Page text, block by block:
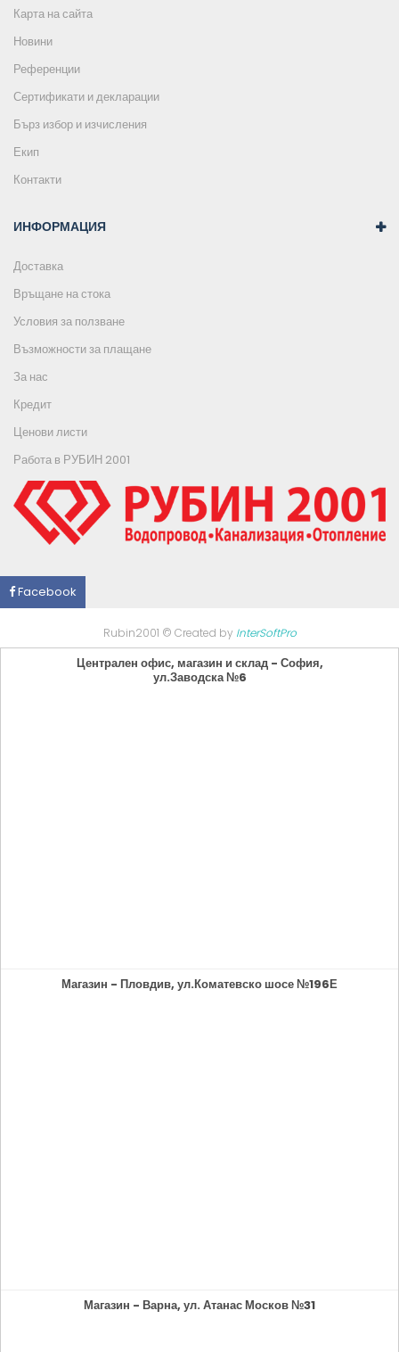
Карта на сайта
Новини
Референции
Сертификати и декларации
Бърз избор и изчисления
Екип
Контакти
ИНФОРМАЦИЯ
Доставка
Връщане на стока
Условия за ползване
Възможности за плащане
За нас
Кредит
Ценови листи
Работа в РУБИН 2001
Facebook
Rubin2001 © Created by InterSoftPro
Централен офис, магазин и склад - София,
ул.Заводска №6
Магазин - Пловдив, ул.Коматевско шосе №196Е
Магазин - Варна, ул. Атанас Москов №31